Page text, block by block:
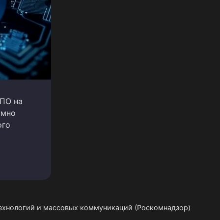
на
и массовых коммуникаций (Роскомнадзор)